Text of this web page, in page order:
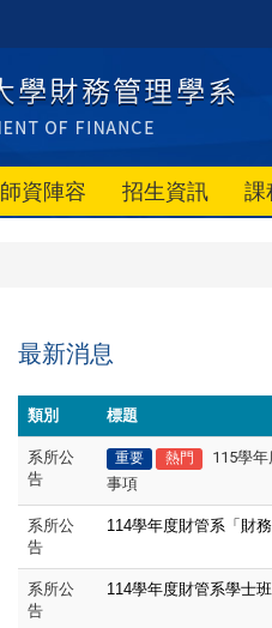
師資陣容 招生資訊 課
最新消息
類別 標題
系所公
告
重要 熱門
115學
事項
系所公
告
114學年度財管系「財
系所公
告
114學年度財管系學士